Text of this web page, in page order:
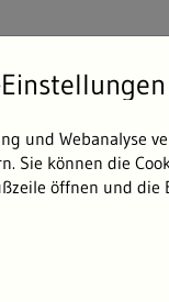
und Webanalyse
Sie können die
öffnen und die